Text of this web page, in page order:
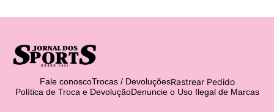
Fale conoscoTrocas / DevoluçõesRastrear Pedido
Política de Troca e DevoluçãoDenuncie o Uso Ilegal de Marcas